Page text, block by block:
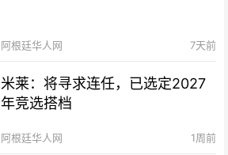
阿根廷华人网 7天前
米莱：将寻求连任，已选定2027
年竞选搭档
阿根廷华人网 1周前